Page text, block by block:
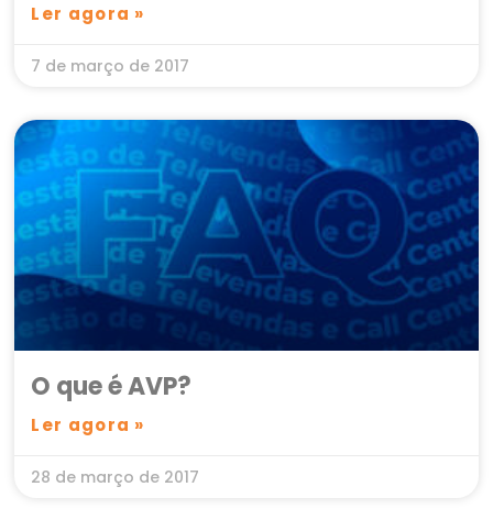
Ler agora »
7 de março de 2017
O que é AVP?
Ler agora »
28 de março de 2017